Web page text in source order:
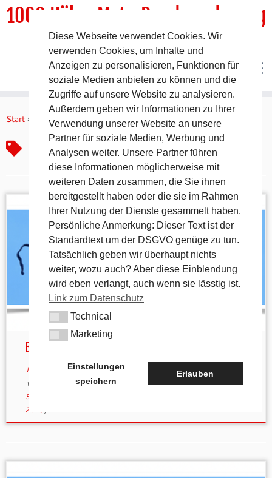
Inhalt
1000 HöhenMeterRundwanderweg
DER Rundwanderweg um Pommelsbrunn
Start » Appel
Appel
Bilder vom Heuchlinger Saukopfessen 2023
19. September 2023inAktuelles Allgemein/Gastronomie
verschlagwortetAppel/Heuchling Neutras/Saukopfessen/
Schützenverein
2023)
Diese Webseite verwendet Cookies. Wir
verwenden Cookies, um Inhalte und
Anzeigen zu personalisieren, Funktionen für
soziale Medien anbieten zu können und die
Zugriffe auf unsere Website zu analysieren.
Außerdem geben wir Informationen zu Ihrer
Verwendung unserer Website an unsere
Partner für soziale Medien, Werbung und
Analysen weiter. Unsere Partner führen
diese Informationen möglicherweise mit
weiteren Daten zusammen, die Sie ihnen
bereitgestellt haben oder die sie im Rahmen
Ihrer Nutzung der Dienste gesammelt haben.
Persönliche Anmerkung: Dieser Text ist der
Standardtext um der DSGVO genüge zu tun.
Tatsächlich geben wir überhaupt nichts
weiter, wozu auch? Aber diese Einblendung
wird eben verlangt, auch wenn sie lässtig ist.
Link zum Datenschutz
TechnicalTechnical
MarketingMarketing
Einstellungen
speichern
Erlauben